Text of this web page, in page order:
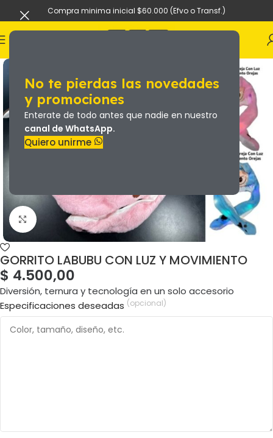
No te pierdas las novedades
y promociones
Enterate de todo antes que nadie en nuestro
canal de WhatsApp.
Quiero unirme
Compra minima inicial $60.000 (Efvo o Transf.)
GORRITO LABUBU CON LUZ Y MOVIMIENTO
$ 4.500,00
Diversión, ternura y tecnología en un solo accesorio
Especificaciones deseadas (opcional)